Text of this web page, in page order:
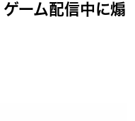
ゲーム配信中に煽